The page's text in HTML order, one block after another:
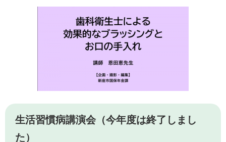
生活習慣病講演会（今年度は終了しまし
た）